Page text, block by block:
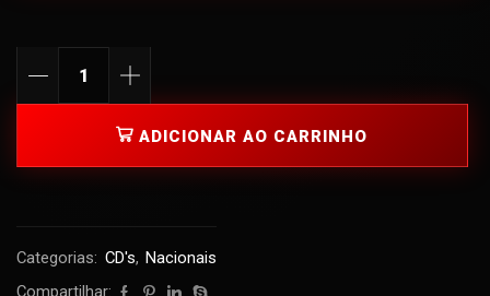
ADICIONAR AO CARRINHO
Categorias: CD's, Nacionais
Compartilhar: